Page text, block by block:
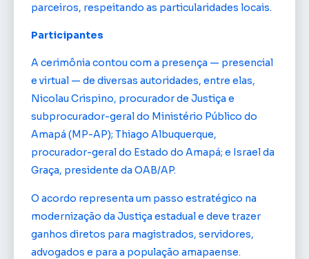
parceiros, respeitando as particularidades locais.
Participantes
A cerimônia contou com a presença — presencial
e virtual — de diversas autoridades, entre elas,
Nicolau Crispino, procurador de Justiça e
subprocurador-geral do Ministério Público do
Amapá (MP-AP); Thiago Albuquerque,
procurador-geral do Estado do Amapá; e Israel da
Graça, presidente da OAB/AP.
O acordo representa um passo estratégico na
modernização da Justiça estadual e deve trazer
ganhos diretos para magistrados, servidores,
advogados e para a população amapaense.